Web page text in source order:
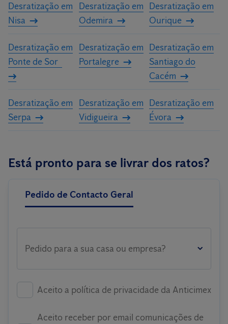
Desratização em
Nisa
Desratização em
Odemira
Desratização em
Ourique
Desratização em
Ponte de Sor
Desratização em
Portalegre
Desratização em
Santiago do
Cacém
Desratização em
Serpa
Desratização em
Vidigueira
Desratização em
Évora
Está pronto para se livrar dos ratos?
Pedido de Contacto Geral
Pedido para a sua casa ou empresa?
Aceito a política de privacidade da Anticimex
Aceito receber por email comunicações de